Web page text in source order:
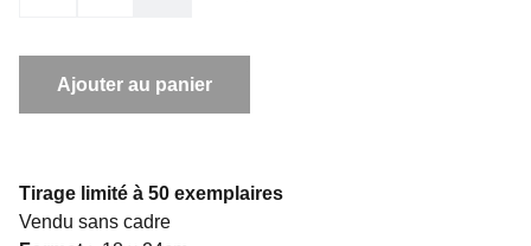
Ajouter au panier
Tirage limité à 50 exemplaires
Vendu sans cadre